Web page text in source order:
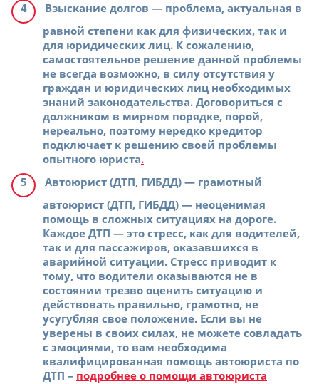
Взыскание долгов — проблема, актуальная в
равной степени как для физических, так и
для юридических лиц. К сожалению,
самостоятельное решение данной проблемы
не всегда возможно, в силу отсутствия у
граждан и юридических лиц необходимых
знаний законодательства. Договориться с
должником в мирном порядке, порой,
нереально, поэтому нередко кредитор
подключает к решению своей проблемы
опытного юриста.
Автоюрист (ДТП, ГИБДД) — грамотный
автоюрист (ДТП, ГИБДД) — неоценимая
помощь в сложных ситуациях на дороге.
Каждое ДТП — это стресс, как для водителей,
так и для пассажиров, оказавшихся в
аварийной ситуации. Стресс приводит к
тому, что водители оказываются не в
состоянии трезво оценить ситуацию и
действовать правильно, грамотно, не
усугубляя свое положение. Если вы не
уверены в своих силах, не можете совладать
с эмоциями, то вам необходима
квалифицированная помощь автоюриста по
ДТП – подробнее о помощи автоюриста